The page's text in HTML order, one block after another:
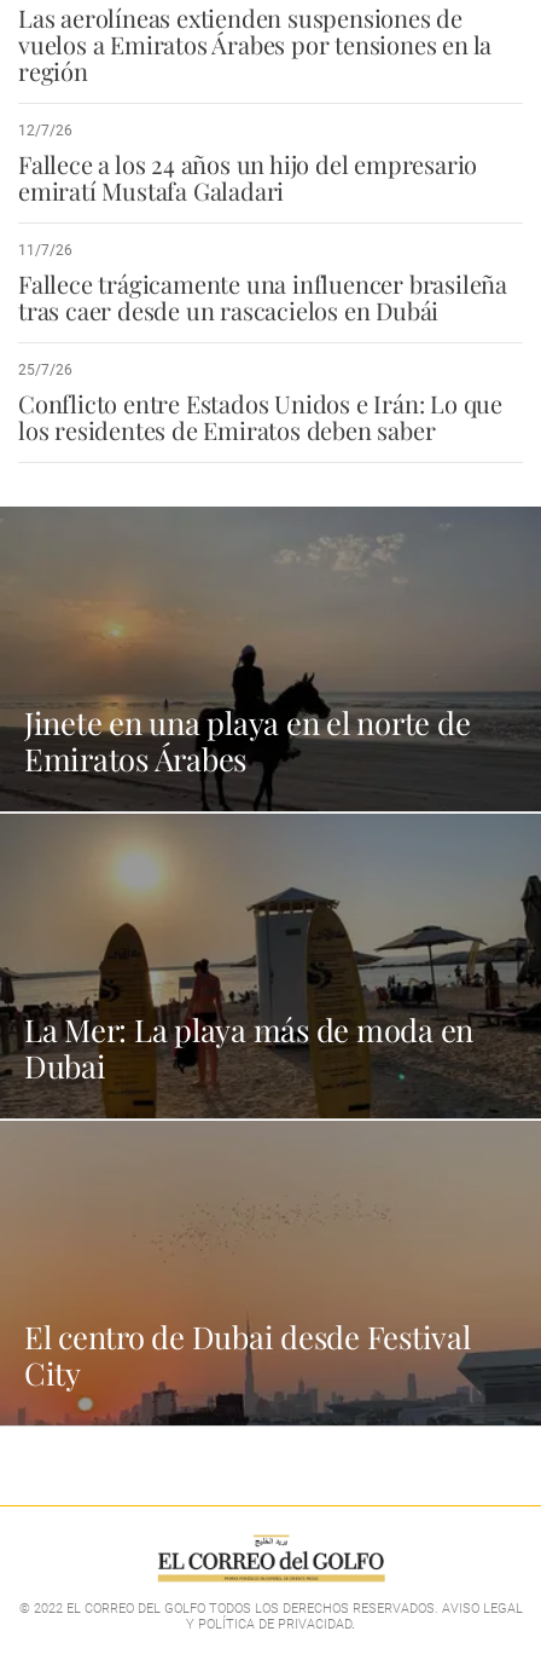
Las aerolíneas extienden suspensiones de
vuelos a Emiratos Árabes por tensiones en la
región
12/7/26
Fallece a los 24 años un hijo del empresario
emiratí Mustafa Galadari
11/7/26
Fallece trágicamente una influencer brasileña
tras caer desde un rascacielos en Dubái
25/7/26
Conflicto entre Estados Unidos e Irán: Lo que
los residentes de Emiratos deben saber
Jinete en una playa en el norte de
Emiratos Árabes
La Mer: La playa más de moda en
Dubai
El centro de Dubai desde Festival
City
© 2022 EL CORREO DEL GOLFO TODOS LOS DERECHOS RESERVADOS. AVISO LEGAL
Y POLÍTICA DE PRIVACIDAD.